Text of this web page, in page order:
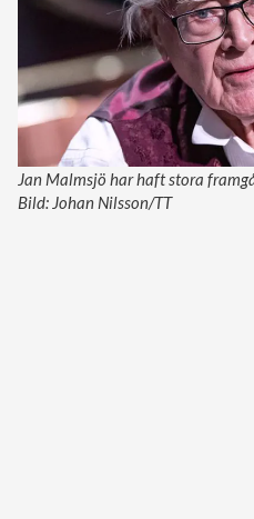
Jan Malmsjö har haft stora
Bild: Johan Nilsson/TT